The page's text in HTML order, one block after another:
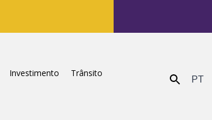
Investimento
Trânsito
Enviar PT